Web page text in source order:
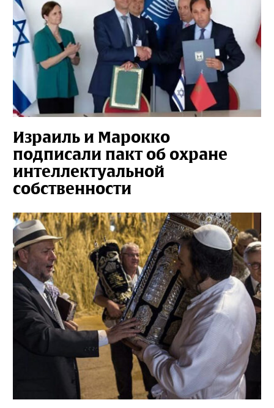
Израиль и Марокко
подписали пакт об охране
интеллектуальной
собственности